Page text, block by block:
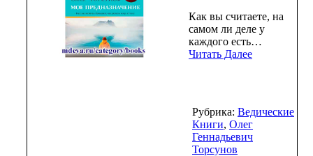
Как вы считаете, на
самом ли деле у
каждого есть…
Читать Далее
Рубрика: Ведические
Книги, Олег
Геннадьевич
Торсунов